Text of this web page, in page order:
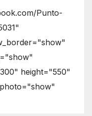
Punto-
height="550"